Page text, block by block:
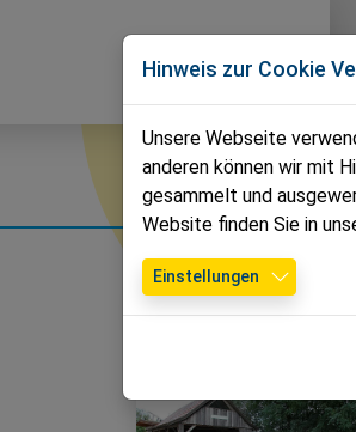
Bezirk Mistelbach
Fotos
Jahr auswählen
Hinweis zur Cookie
Unsere Webseite
anderen können wir mit
gesammelt und
Website finden Sie in
Einstellungen